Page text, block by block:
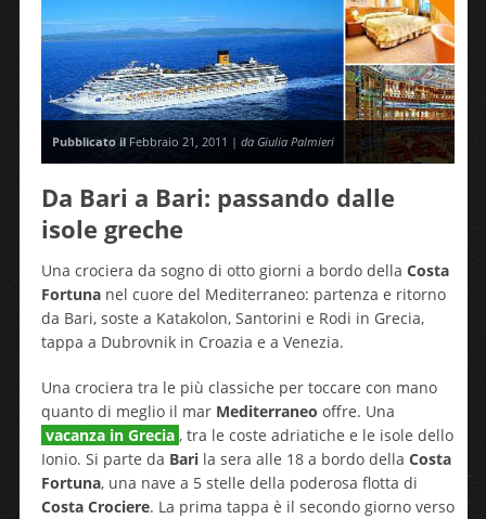
Pubblicato ilFebbraio 21, 2011 | da Giulia Palmieri
Da Bari a Bari: passando dalle
isole greche
Una crociera da sogno di otto giorni a bordo della Costa
Fortunanel cuore del Mediterraneo: partenza e ritorno
da Bari, soste a Katakolon, Santorini e Rodi in Grecia,
tappa a Dubrovnik in Croazia e a Venezia.
Una crociera tra le più classiche per toccare con mano
quanto di meglio il mar Mediterraneo offre. Una
vacanza in Grecia , tra le coste adriatiche e le isole dello
Ionio. Si parte da Barila sera alle 18 a bordo della Costa
Fortuna, una nave a 5 stelle della poderosa flotta di
Costa Crociere. La prima tappa è il secondo giorno verso